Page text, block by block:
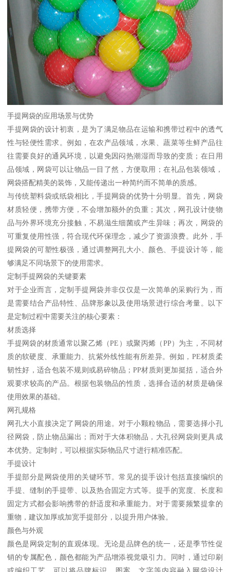
手提网袋的应用场景与优势
手提网袋的设计初衷，是为了满足物品在运输和携带过程中的透气
性与轻便性需求。例如，在农产品领域，水果、蔬菜等生鲜产品往
往需要良好的通风环境，以避免因闷热潮湿而导致的变质；在日用
品领域，网袋可以让物品一目了然，方便取用；在礼品包装领域，
网袋搭配精美的装饰，又能传递出一种简约而不简单的质感。
与传统塑料袋或纸袋相比，手提网袋的优势十分明显。首先，网袋
材质轻便，携带方便，不会增加额外的负重；其次，网孔设计使物
品与外界环境充分接触，不易滋生细菌或产生异味；再次，网袋的
可重复使用性强，符合现代环保理念，减少了资源浪费。此外，手
提网袋的可塑性极强，通过调整网孔大小、颜色、手提设计等，能
够满足不同场景下的使用需求。
定制手提网袋的关键要素
对于企业而言，定制手提网袋并非仅仅是一次简单的采购行为，而
是需要结合产品特性、品牌形象以及使用场景进行综合考量。以下
是定制过程中需要关注的核心要素：
材质选择
手提网袋的材质通常以聚乙烯（PE）或聚丙烯（PP）为主，不同材
质的软硬度、承重能力、抗紫外线性能有所差异。例如，PE材质柔
韧性好，适合包装不规则或易碎物品；PP材质则更加挺括，适合外
观要求较高的产品。根据包装物品的性质，选择合适的材质是确保
使用效果的基础。
网孔规格
网孔大小直接决定了网袋的用途。对于小颗粒物品，需要选择小孔
径网袋，防止物品漏出；而对于大体积物品，大孔径网袋则更具成
本优势。定制时，可以根据实际物品尺寸进行精准匹配。
手提设计
手提部分是网袋使用的关键环节。常见的提手设计包括直接编织的
手提、缝制的手提带、以及热合固定方式等。提手的宽度、长度和
固定方式都会影响携带的舒适度和承重能力。对于需要频繁提拿的
重物，建议加厚或加宽手提部分，以提升用户体验。
颜色与外观
颜色是网袋定制的直观体现。无论是品牌色的统一，还是季节性促
销的专属配色，颜色都能为产品增添视觉吸引力。同时，通过印刷